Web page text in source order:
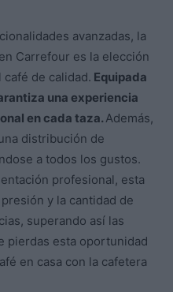
avanzadas, la
Carrefour es la elección
de calidad. Equipada
una experiencia
en cada taza.Además,
distribución de
a todos los gustos.
profesional, esta
y la cantidad de
superando así las
pierdas esta oportunidad
en casa con la cafetera